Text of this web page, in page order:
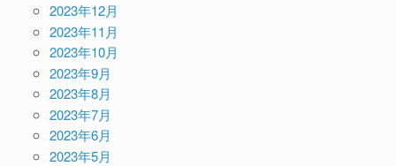
2023年12月
2023年11月
2023年10月
2023年9月
2023年8月
2023年7月
2023年6月
2023年5月